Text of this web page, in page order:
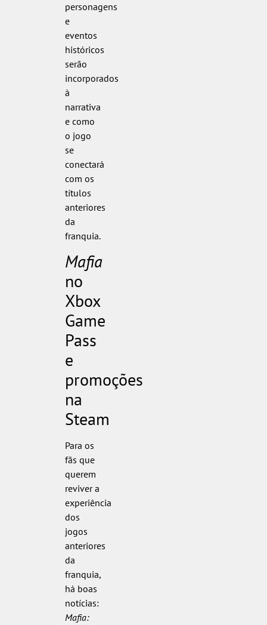
personagens
e
eventos
históricos
serão
incorporados
à
narrativa
e como
o jogo
se
conectará
com os
títulos
anteriores
da
franquia.
Mafia
no
Xbox
Game
Pass
e
promoções
na
Steam
Para os
fãs que
querem
reviver a
experiência
dos
jogos
anteriores
da
franquia,
há boas
notícias:
Mafia: